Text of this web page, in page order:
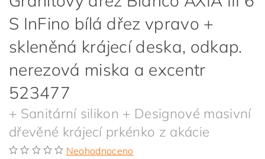
S InFino bílá dřez vpravo +
skleněná krájecí deska, odkap.
nerezová miska a excentr
523477
+ Sanitární silikon + Designové masivní
dřevěné krájecí prkénko z akácie
Neohodnoceno